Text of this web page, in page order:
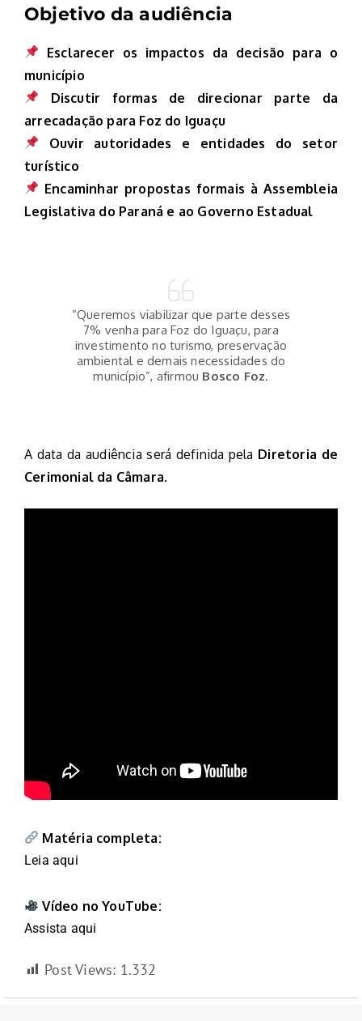
Objetivo da audiência
Esclarecer os impactos da decisão para o
município
Discutir formas de direcionar parte da
arrecadação para Foz do Iguaçu
Ouvir autoridades e entidades do setor
turístico
Encaminhar propostas formais à Assembleia
Legislativa do Paraná e ao Governo Estadual
“Queremos viabilizar que parte desses
7% venha para Foz do Iguaçu, para
investimento no turismo, preservação
ambiental e demais necessidades do
município”, afirmou Bosco Foz.
A data da audiência será definida pela Diretoria de
Cerimonial da Câmara.
Matéria completa:
Leia aqui
Vídeo no YouTube:
Assista aqui
Post Views: 1.332